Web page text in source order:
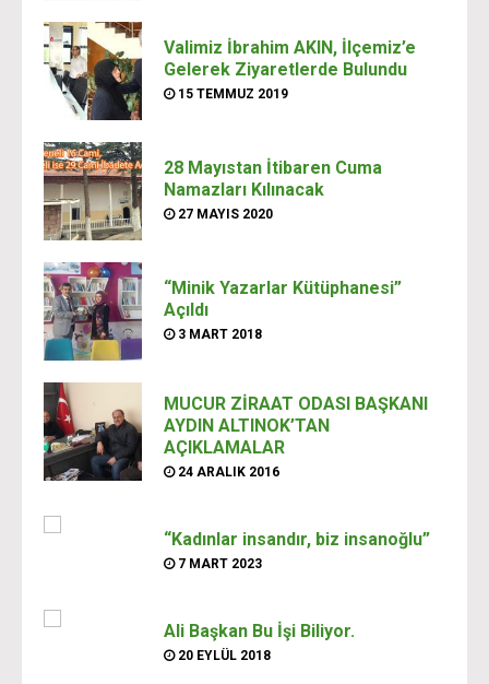
Valimiz İbrahim AKIN, İlçemiz’e
Gelerek Ziyaretlerde Bulundu
15 TEMMUZ 2019
28 Mayıstan İtibaren Cuma
Namazları Kılınacak
27 MAYIS 2020
“Minik Yazarlar Kütüphanesi”
Açıldı
3 MART 2018
MUCUR ZİRAAT ODASI BAŞKANI
AYDIN ALTINOK’TAN
AÇIKLAMALAR
24 ARALIK 2016
“Kadınlar insandır, biz insanoğlu”
7 MART 2023
Ali Başkan Bu İşi Biliyor.
20 EYLÜL 2018